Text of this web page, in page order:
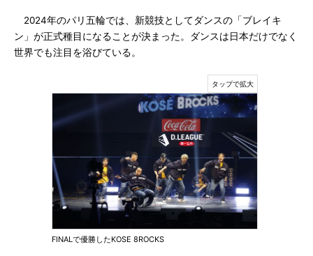
2024年のパリ五輪では、新競技としてダンスの「ブレイキ
ン」が正式種目になることが決まった。ダンスは日本だけでなく
世界でも注目を浴びている。
FINALで優勝したKOSE 8ROCKS